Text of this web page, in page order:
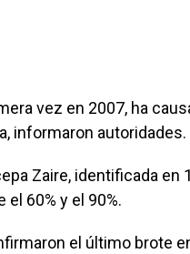
vez en 2007, ha
informaron autoridades.
Zaire, identificada en
60% y el 90%.
el último brote